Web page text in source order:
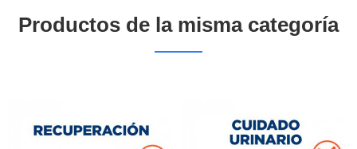
Productos de la misma categoría